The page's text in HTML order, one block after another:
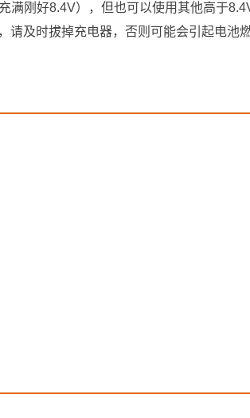
满刚好8.4V），但也可以使用其他高于
请及时拔掉充电器，否则可能会引起电池